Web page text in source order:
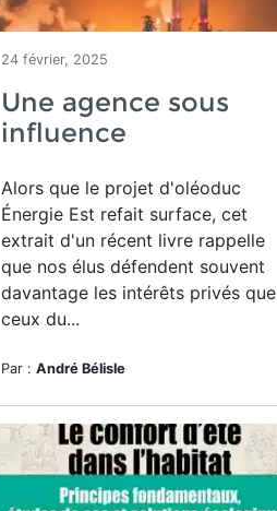
24 février, 2025
Une agence sous
influence
Alors que le projet d'oléoduc
Énergie Est refait surface, cet
extrait d'un récent livre rappelle
que nos élus défendent souvent
davantage les intérêts privés que
ceux du...
Par : André Bélisle